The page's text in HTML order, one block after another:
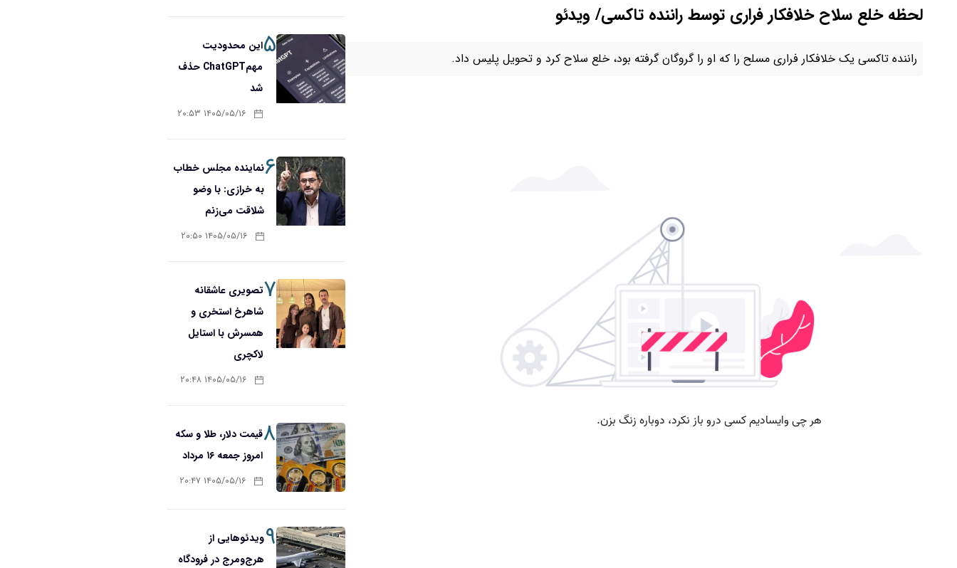
لحظه خلع سلاح خلافکار فراری توسط راننده تاکسی/ ویدئو
راننده تاکسی یک خلافکار فراری مسلح را که او را گروگان گرفته بود، خلع سلاح کرد و تحویل پلیس داد. ۵این محدودیت
مهمChatGPT حذف
شد
۱۴۰۵/۰۵/۱۶ ۲۰:۵۳
۶نماینده مجلس خطاب
به خرازی: با وضو
شلاقت می‌زنم
۱۴۰۵/۰۵/۱۶ ۲۰:۵۰
۷تصویری عاشقانه
شاهرخ استخری و
همسرش با استایل
لاکچری
۱۴۰۵/۰۵/۱۶ ۲۰:۴۸
۸قیمت دلار، طلا و سکه
امروز جمعه ۱۶ مرداد
۱۴۰۵/۰۵/۱۶ ۲۰:۴۷
۹ویدئوهایی از
هرج‌ومرج در فرودگاه